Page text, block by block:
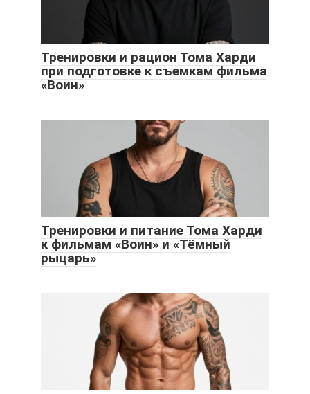
Тренировки и рацион Тома Харди
при подготовке к съемкам фильма
«Воин»
Тренировки и питание Тома Харди
к фильмам «Воин» и «Тёмный
рыцарь»